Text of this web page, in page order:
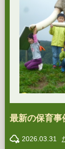
最新の保育事
2026.03.31